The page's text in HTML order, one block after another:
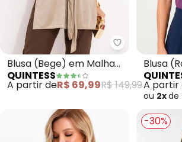
Quintess -
Blusa (Bege) em Malha
Illusione
QUINTESS
A partir deR$ 69,99R$ 149,99
Blusa
Suede
A partir
ou 2xde
-30%